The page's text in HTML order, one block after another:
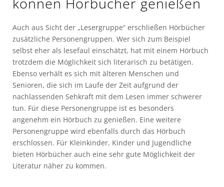
Auch aus Sicht der „Lesergruppe“ erschließen Hörbücher
zusätzliche Personengruppen. Wer sich zum Beispiel
selbst eher als lesefaul einschätzt, hat mit einem Hörbuch
trotzdem die Möglichkeit sich literarisch zu betätigen.
Ebenso verhält es sich mit älteren Menschen und
Senioren, die sich im Laufe der Zeit aufgrund der
nachlassenden Sehkraft mit dem Lesen immer schwerer
tun. Für diese Personengruppe ist es besonders
angenehm ein Hörbuch zu genießen. Eine weitere
Personengruppe wird ebenfalls durch das Hörbuch
erschlossen. Für Kleinkinder, Kinder und Jugendliche
bieten Hörbücher auch eine sehr gute Möglichkeit der
Literatur näher zu kommen.